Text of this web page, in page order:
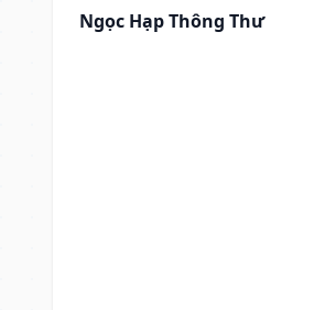
Ngọc Hạp Thông Thư